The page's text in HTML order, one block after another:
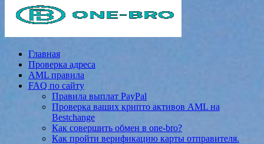
Главная
Проверка адреса
AML правила
FAQ по сайту
Правила выплат PayPal
Проверка ваших крипто активов AML на
Bestchange
Как совершить обмен в one-bro?
Как пройти верификацию карты отправителя.